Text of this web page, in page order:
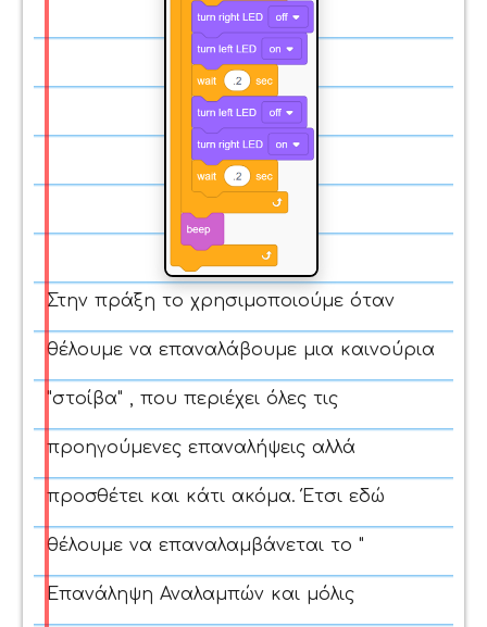
Στην πράξη το χρησιμοποιούμε όταν
θέλουμε να επαναλάβουμε μια καινούρια
"στοίβα" , που περιέχει όλες τις
προηγούμενες επαναλήψεις αλλά
προσθέτει και κάτι ακόμα. Έτσι εδώ
θέλουμε να επαναλαμβάνεται το "
Επανάληψη Αναλαμπών και μόλις